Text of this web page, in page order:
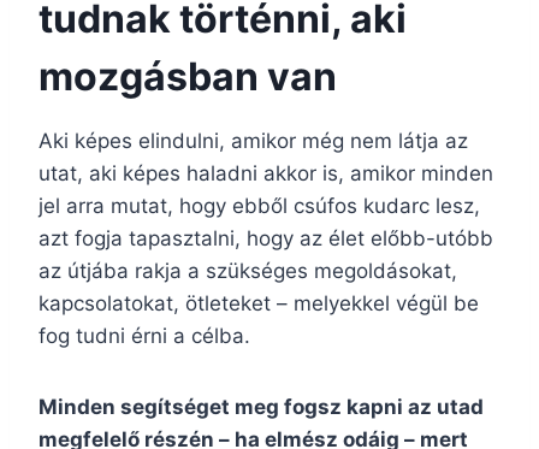
tudnak történni, aki
mozgásban van
Aki képes elindulni, amikor még nem látja az
utat, aki képes haladni akkor is, amikor minden
jel arra mutat, hogy ebből csúfos kudarc lesz,
azt fogja tapasztalni, hogy az élet előbb-utóbb
az útjába rakja a szükséges megoldásokat,
kapcsolatokat, ötleteket – melyekkel végül be
fog tudni érni a célba.
Minden segítséget meg fogsz kapni az utad
megfelelő részén – ha elmész odáig – mert